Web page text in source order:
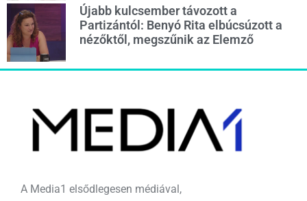
Újabb kulcsember távozott a
Partizántól: Benyó Rita elbúcsúzott a
nézőktől, megszűnik az Elemző
A Media1 elsődlegesen médiával,